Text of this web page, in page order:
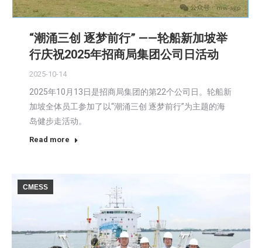
“潮涌三创 逐梦前行” ——轮船新加坡举
行庆祝2025年招商局集团公司日活动
2025-10-14
2025年10月13日是招商局集团的第22个公司日。轮船新
加坡全体员工参加了以“潮涌三创 逐梦前行”为主题的海
岛健步走活动。
Read more
CMESS